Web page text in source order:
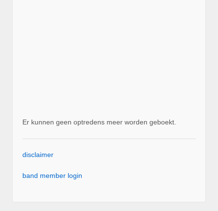
Er kunnen geen optredens meer worden geboekt.
disclaimer
band member login